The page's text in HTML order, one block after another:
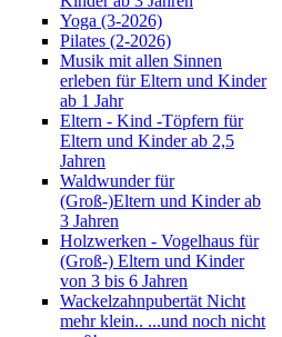
Yoga (3-2026)
Pilates (2-2026)
Musik mit allen Sinnen
erleben für Eltern und Kinder
ab 1 Jahr
Eltern - Kind -Töpfern für
Eltern und Kinder ab 2,5
Jahren
Waldwunder für
(Groß-)Eltern und Kinder ab
3 Jahren
Holzwerken - Vogelhaus für
(Groß-) Eltern und Kinder
von 3 bis 6 Jahren
Wackelzahnpubertät Nicht
mehr klein.. ...und noch nicht